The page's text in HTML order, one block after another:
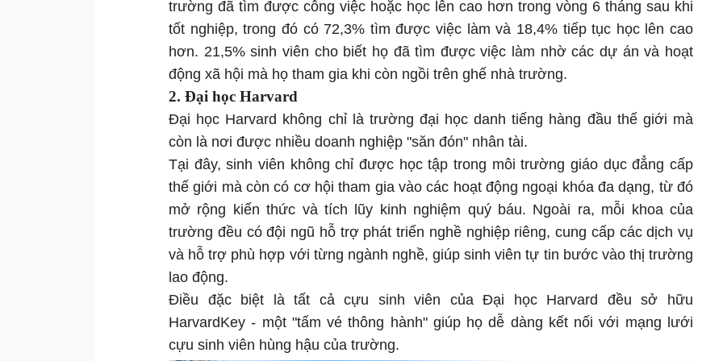
trường đã tìm được công việc hoặc học lên cao hơn trong vòng 6 tháng sau khi
tốt nghiệp, trong đó có 72,3% tìm được việc làm và 18,4% tiếp tục học lên cao
hơn. 21,5% sinh viên cho biết họ đã tìm được việc làm nhờ các dự án và hoạt
động xã hội mà họ tham gia khi còn ngồi trên ghế nhà trường.
2. Đại học Harvard
Đại học Harvard không chỉ là trường đại học danh tiếng hàng đầu thế giới mà
còn là nơi được nhiều doanh nghiệp "săn đón" nhân tài.
Tại đây, sinh viên không chỉ được học tập trong môi trường giáo dục đẳng cấp
thế giới mà còn có cơ hội tham gia vào các hoạt động ngoại khóa đa dạng, từ đó
mở rộng kiến thức và tích lũy kinh nghiệm quý báu. Ngoài ra, mỗi khoa của
trường đều có đội ngũ hỗ trợ phát triển nghề nghiệp riêng, cung cấp các dịch vụ
và hỗ trợ phù hợp với từng ngành nghề, giúp sinh viên tự tin bước vào thị trường
lao động.
Điều đặc biệt là tất cả cựu sinh viên của Đại học Harvard đều sở hữu
HarvardKey - một "tấm vé thông hành" giúp họ dễ dàng kết nối với mạng lưới
cựu sinh viên hùng hậu của trường.